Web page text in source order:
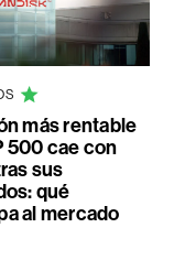
más rentable
500 cae con
sus
qué
al mercado